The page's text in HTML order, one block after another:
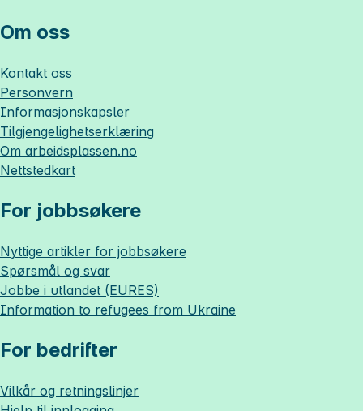
Om oss
Kontakt oss
Personvern
Informasjonskapsler
Tilgjengelighetserklæring
Om arbeidsplassen.no
Nettstedkart
For jobbsøkere
Nyttige artikler for jobbsøkere
Spørsmål og svar
Jobbe i utlandet (EURES)
Information to refugees from Ukraine
For bedrifter
Vilkår og retningslinjer